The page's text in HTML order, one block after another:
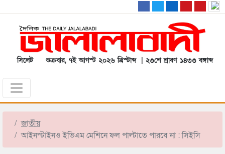
সিলেট শুক্রবার, ৭ই আগস্ট ২০২৬ খ্রিস্টাব্দ | ২৩শে শ্রাবণ ১৪৩৩ বঙ্গাব্দ
জাতীয়
আইনস্টাইনও ইভিএম মেশিনে ফল পাল্টাতে পারবে না : সিইসি